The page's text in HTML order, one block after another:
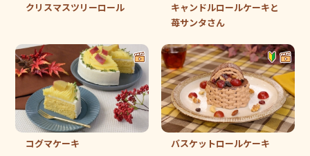
クリスマスツリーロール
キャンドルロールケーキと
苺サンタさん
コグマケーキ バスケットロールケーキ